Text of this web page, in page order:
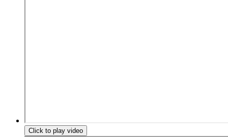
Click to play video